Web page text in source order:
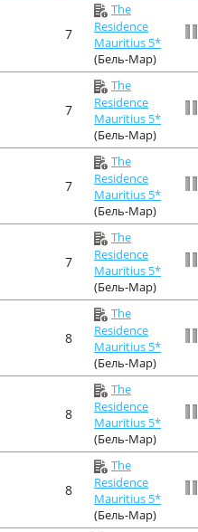
7
The
Residence
Mauritius 5*
(Бель-Мар)
7
The
Residence
Mauritius 5*
(Бель-Мар)
7
The
Residence
Mauritius 5*
(Бель-Мар)
7
The
Residence
Mauritius 5*
(Бель-Мар)
8
The
Residence
Mauritius 5*
(Бель-Мар)
8
The
Residence
Mauritius 5*
(Бель-Мар)
8
The
Residence
Mauritius 5*
(Бель-Мар)